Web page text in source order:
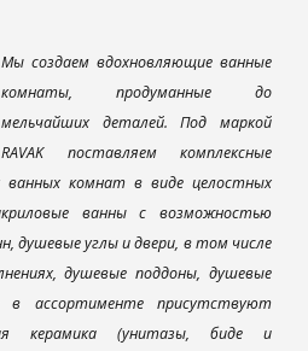
Мы создаем вдохновляющие ванные
комнаты, продуманные до
мельчайших деталей. Под маркой
RAVAK поставляем комплексные
ванных комнат в виде целостных
ванны с возможностью
душевые углы и двери, в том числе
душевые поддоны, душевые
ассортименте присутствуют
керамика (унитазы, биде и